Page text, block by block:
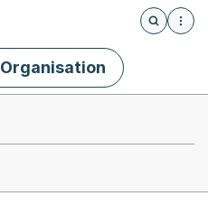
Öffnet
Organisation